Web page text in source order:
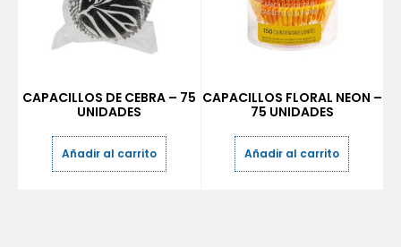
CAPACILLOS DE CEBRA – 75
UNIDADES
Añadir al carrito
CAPACILLOS FLORAL NEON –
75 UNIDADES
Añadir al carrito